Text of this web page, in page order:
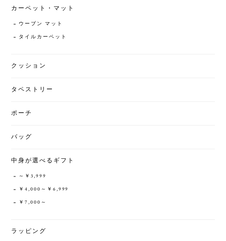
カーペット・マット
ウーブン マット
タイルカーペット
クッション
タペストリー
ポーチ
バッグ
中身が選べるギフト
～￥3,999
￥4,000～￥6,999
￥7,000～
ラッピング